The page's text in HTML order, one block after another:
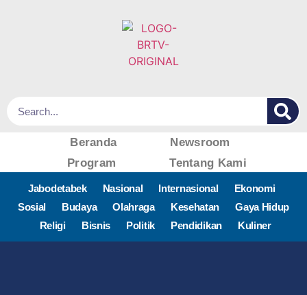
Beranda
Newsroom
Program
Tentang Kami
Jabodetabek Nasional Internasional
Ekonomi
Sosial
Budaya Olahraga Kesehatan
Gaya Hidup
Religi
Bisnis Politik Pendidikan Kuliner